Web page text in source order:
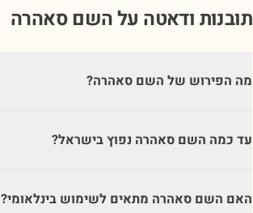
תובנות ודאטה על השם סאהרה
מה הפירוש של השם סאהרה?
עד כמה השם סאהרה נפוץ בישראל?
האם השם סאהרה מתאים לשימוש בינלאומי?